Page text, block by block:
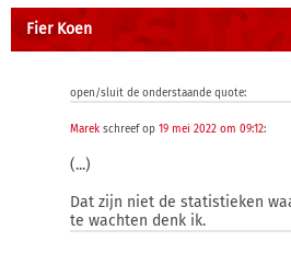
Fier Koen
open/sluit de onderstaande quote:
Marek schreef op 19 mei 2022 om 09:12:
(...)
Dat zijn niet de statistieken
te wachten denk ik.